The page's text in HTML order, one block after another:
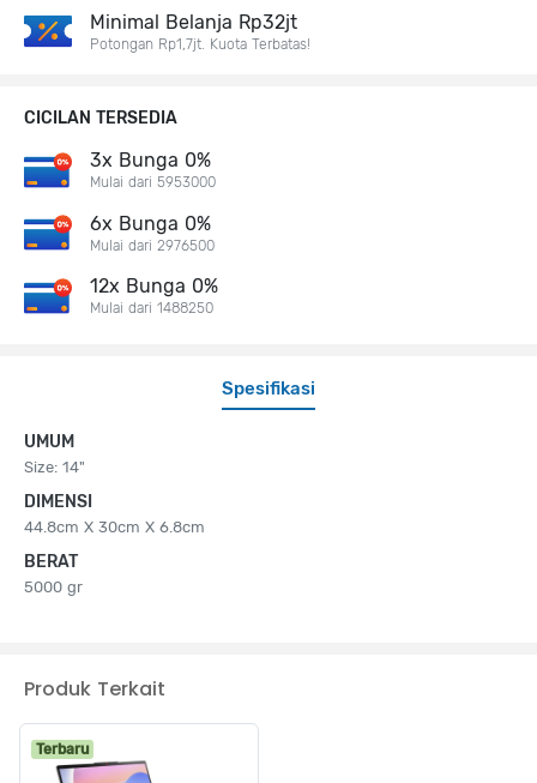
Spesifikasi
UMUM
Size: 14"
DIMENSI
44.8cm X 30cm X 6.8cm
BERAT
5000 gr
Minimal Belanja Rp32jt
Potongan Rp1,7jt. Kuota Terbatas!
CICILAN TERSEDIA
3x Bunga 0%
Mulai dari 5953000
6x Bunga 0%
Mulai dari 2976500
12x Bunga 0%
Mulai dari 1488250
Produk Terkait
Terbaru